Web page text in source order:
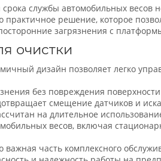
службы автомобильных весов
решение, которое
загрязнения с
очистки
дизайн позволяет легко
без повреждения
смещение датчиков и
на длительное
весов, включая
часть комплексного